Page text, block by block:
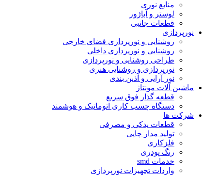
منابع نوری
لوستر و آباژور
قطعات جانبی
نورپردازی
روشنایی و نورپردازی فضای خارجی
روشنایی و نورپردازی داخلی
طراحی روشنایی و نورپردازی
نورپردازی و روشنایی هنری
نور آرایی و آذین بندی
ماشین آلات مونتاژ
قطعه گذار فوق سریع
دستگاه چسب کاری اتوماتیک و هوشمند
شرکت ها
قطعات یدکی و مصرفی
تولید مدار چاپی
فلزکاری
رنگ پودری
خدمات smd
واردات تجهیزات نورپردازی